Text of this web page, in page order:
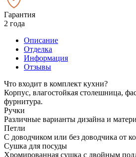
Гарантия
2 года
Описание
Отделка
Информация
Отзывы
Что входит в комплект кухни?
Корпус, влагостойкая столешница,
фурнитура.
Ручки
Различные варианты дизайна и
Петли
С доводчиком или без доводчика от
Сушка для посуды
Хромированная сушка с двойным